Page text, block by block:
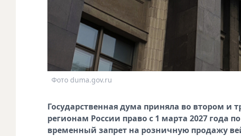
Фото duma.gov.ru
Государственная дума приняла во втором и
регионам России право с 1 марта 2027 года
временный запрет на розничную продажу